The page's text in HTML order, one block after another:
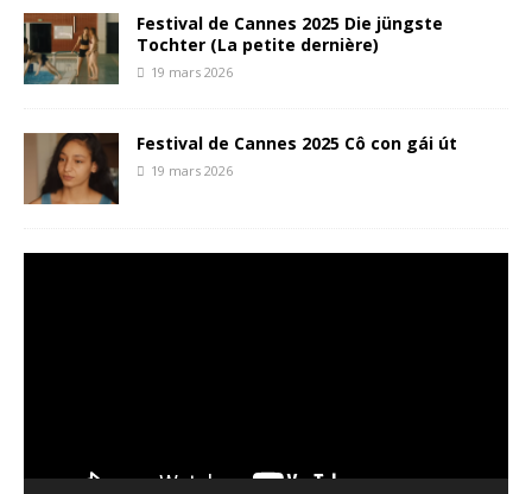
Festival de Cannes 2025 Die jüngste
Tochter (La petite dernière)
19 mars 2026
Festival de Cannes 2025 Cô con gái út
19 mars 2026